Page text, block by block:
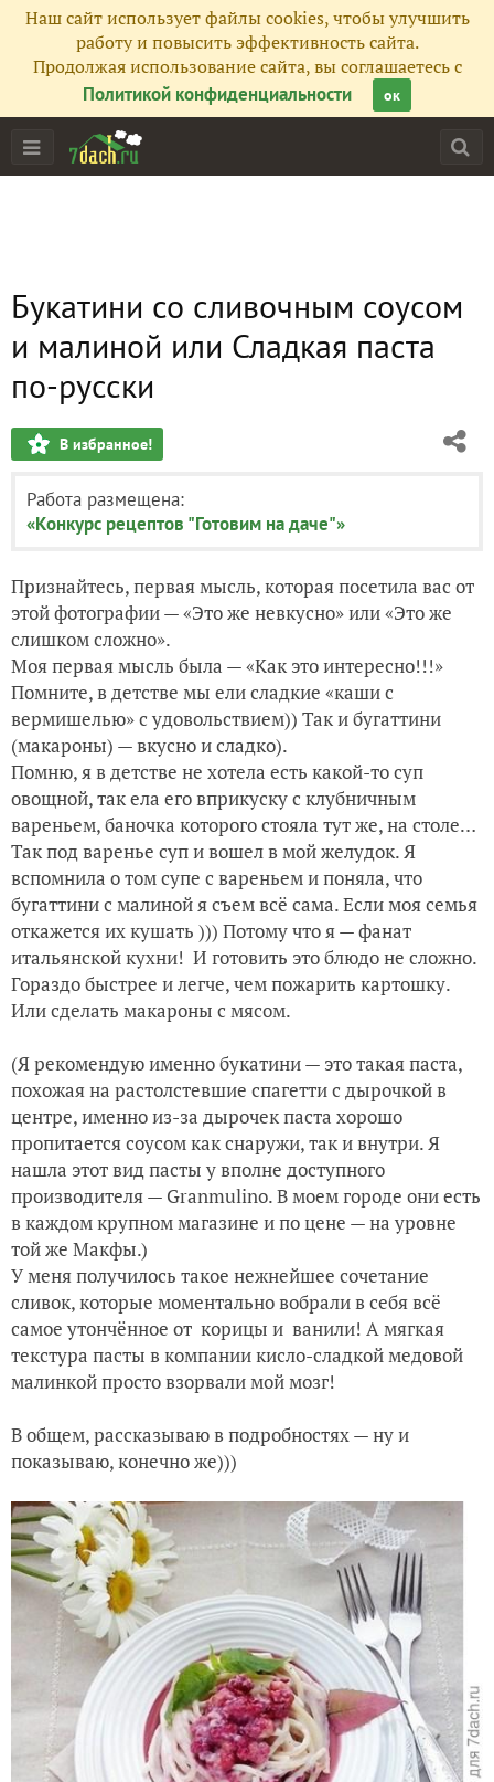
Наш сайт использует файлы cookies, чтобы улучшить
работу и повысить эффективность сайта.
Продолжая использование сайта, вы соглашаетесь с
Политикой конфиденциальности
ок
Букатини со сливочным соусом
и малиной или Сладкая паста
по-русски
В избранное!
Работа размещена:
«Конкурс рецептов "Готовим на даче"»
Признайтесь, первая мысль, которая посетила вас от
этой фотографии — «Это же невкусно» или «Это же
слишком сложно».
Моя первая мысль была — «Как это интересно!!!»
Помните, в детстве мы ели сладкие «каши с
вермишелью» с удовольствием)) Так и бугаттини
(макароны) — вкусно и сладко).
Помню, я в детстве не хотела есть какой-то суп
овощной, так ела его вприкуску с клубничным
вареньем, баночка которого стояла тут же, на столе…
Так под варенье суп и вошел в мой желудок. Я
вспомнила о том супе с вареньем и поняла, что
бугаттини с малиной я съем всё сама. Если моя семья
откажется их кушать ))) Потому что я — фанат
итальянской кухни! И готовить это блюдо не сложно.
Гораздо быстрее и легче, чем пожарить картошку.
Или сделать макароны с мясом.
(Я рекомендую именно букатини — это такая паста,
похожая на растолстевшие спагетти с дырочкой в
центре, именно из-за дырочек паста хорошо
пропитается соусом как снаружи, так и внутри. Я
нашла этот вид пасты у вполне доступного
производителя — Granmulino. В моем городе они есть
в каждом крупном магазине и по цене — на уровне
той же Макфы.)
У меня получилось такое нежнейшее сочетание
сливок, которые моментально вобрали в себя всё
самое утончённое от корицы и ванили! А мягкая
текстура пасты в компании кисло-сладкой медовой
малинкой просто взорвали мой мозг!
В общем, рассказываю в подробностях — ну и
показываю, конечно же)))